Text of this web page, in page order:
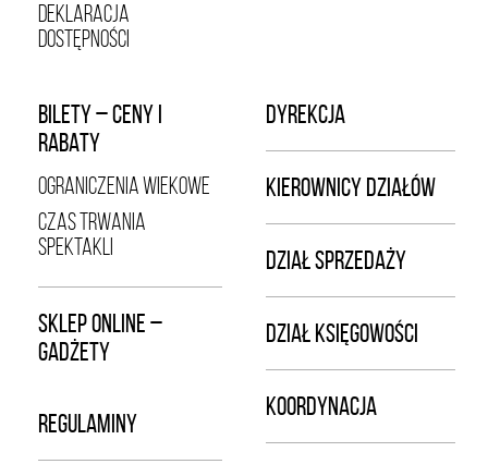
DEKLARACJA
DOSTĘPNOŚCI
BILETY – CENY I
RABATY
OGRANICZENIA WIEKOWE
CZAS TRWANIA
SPEKTAKLI
SKLEP ONLINE –
GADŻETY
REGULAMINY
DYREKCJA
KIEROWNICY DZIAŁÓW
DZIAŁ SPRZEDAŻY
DZIAŁ KSIĘGOWOŚCI
KOORDYNACJA